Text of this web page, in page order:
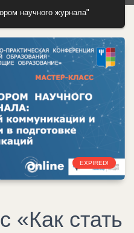
научного журнала"
EXPIRED!
«Как стать